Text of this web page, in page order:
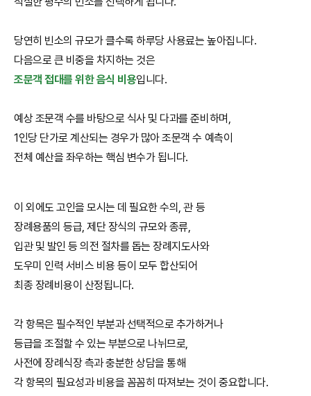
당연히 빈소의 규모가 클수록 하루당 사용료는 높아집니다.
다음으로 큰 비중을 차지하는 것은
조문객 접대를 위한 음식 비용입니다.
예상 조문객 수를 바탕으로 식사 및 다과를 준비하며,
1인당 단가로 계산되는 경우가 많아 조문객 수 예측이
전체 예산을 좌우하는 핵심 변수가 됩니다.
이 외에도 고인을 모시는 데 필요한 수의, 관 등
장례용품의 등급, 제단 장식의 규모와 종류,
입관 및 발인 등 의전 절차를 돕는 장례지도사와
도우미 인력 서비스 비용 등이 모두 합산되어
최종 장례비용이 산정됩니다.
각 항목은 필수적인 부분과 선택적으로 추가하거나
등급을 조절할 수 있는 부분으로 나뉘므로,
사전에 장례식장 측과 충분한 상담을 통해
각 항목의 필요성과 비용을 꼼꼼히 따져보는 것이 중요합니다.